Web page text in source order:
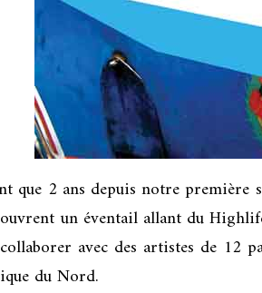
que 2 ans depuis notre
un éventail allant du
avec des artistes de 12
du Nord.